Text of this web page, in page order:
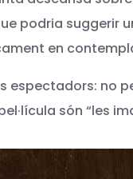
podria suggerir
en
no
són “les